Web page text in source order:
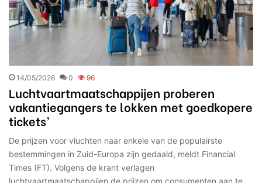
14/05/2026 0 96
Luchtvaartmaatschappijen proberen
vakantiegangers te lokken met goedkopere
tickets’
De prijzen voor vluchten naar enkele van de populairste
bestemmingen in Zuid-Europa zijn gedaald, meldt Financial
Times (FT). Volgens de krant verlagen
luchtvaartmaatschappijen de prijzen om consumenten aan te